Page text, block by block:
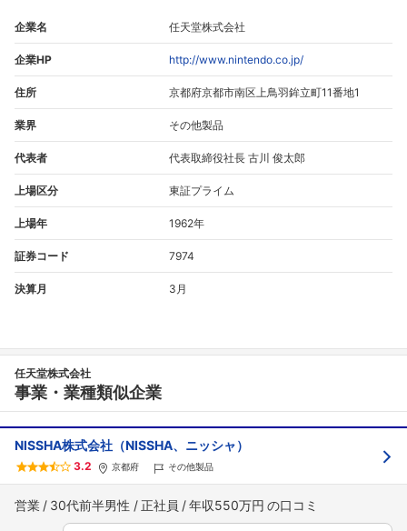
企業名 任天堂株式会社
企業HP http://www.nintendo.co.jp/
住所 京都府京都市南区上鳥羽鉾立町11番地1
業界 その他製品
代表者 代表取締役社長 古川 俊太郎
上場区分 東証プライム
上場年 1962年
証券コード 7974
決算月 3月
任天堂株式会社
事業・業種類似企業
NISSHA株式会社（NISSHA、ニッシャ）
3.2 京都府 その他製品
営業 30代前半男性 正社員 年収550万円